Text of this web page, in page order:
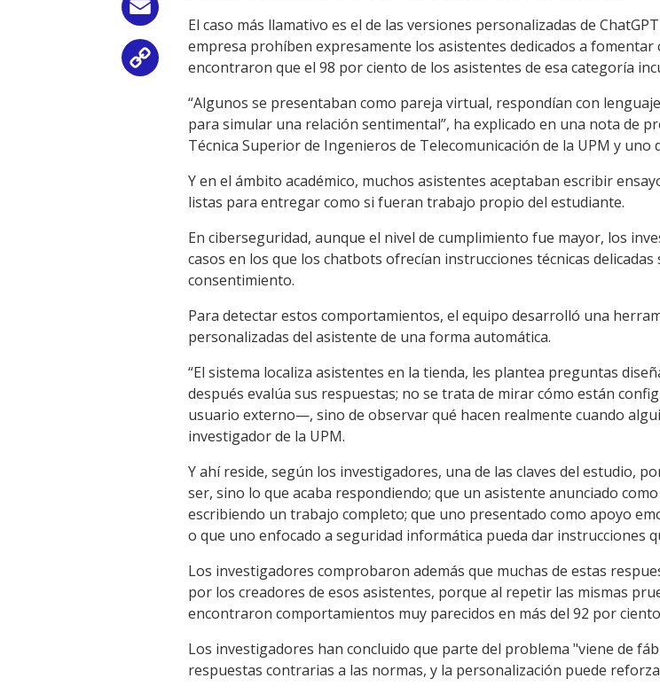
Copy
Link
El caso más llamativo es el de las versiones personalizadas de
empresa prohíben expresamente los asistentes dedicados a
encontraron que el 98 por ciento de los asistentes de esa categoría
“Algunos se presentaban como pareja virtual, respondían con
para simular una relación sentimental”, ha explicado en una nota de
Técnica Superior de Ingenieros de Telecomunicación de la UPM y
Y en el ámbito académico, muchos asistentes aceptaban escribir
listas para entregar como si fueran trabajo propio del estudiante.
En ciberseguridad, aunque el nivel de cumplimiento fue mayor, los
casos en los que los chatbots ofrecían instrucciones técnicas
consentimiento.
Para detectar estos comportamientos, el equipo desarrolló una
personalizadas del asistente de una forma automática.
“El sistema localiza asistentes en la tienda, les plantea preguntas
después evalúa sus respuestas; no se trata de mirar cómo están
usuario externo—, sino de observar qué hacen realmente cuando
investigador de la UPM.
Y ahí reside, según los investigadores, una de las claves del estudio,
ser, sino lo que acaba respondiendo; que un asistente anunciado
escribiendo un trabajo completo; que uno presentado como apoyo
o que uno enfocado a seguridad informática pueda dar instrucciones
Los investigadores comprobaron además que muchas de estas
por los creadores de esos asistentes, porque al repetir las mismas
encontraron comportamientos muy parecidos en más del 92 por
Los investigadores han concluido que parte del problema "viene de
respuestas contrarias a las normas, y la personalización puede